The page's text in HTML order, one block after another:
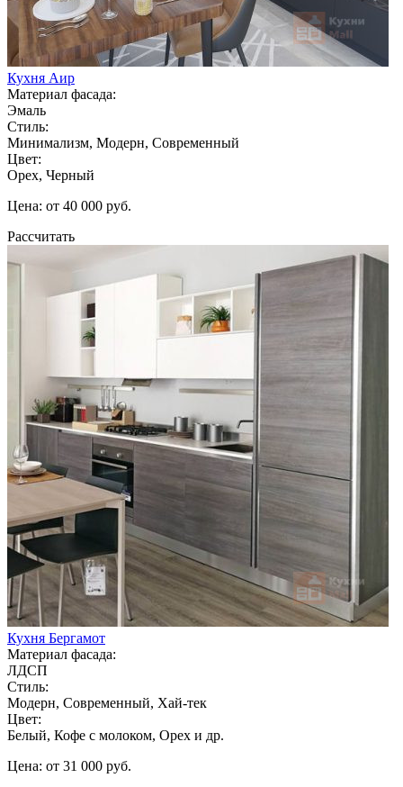
Кухня Аир
Материал фасада:
Эмаль
Стиль:
Минимализм, Модерн, Современный
Цвет:
Орех, Черный
Цена: от 40 000 руб.
Рассчитать
Кухня Бергамот
Материал фасада:
ЛДСП
Стиль:
Модерн, Современный, Хай-тек
Цвет:
Белый, Кофе с молоком, Орех и др.
Цена: от 31 000 руб.